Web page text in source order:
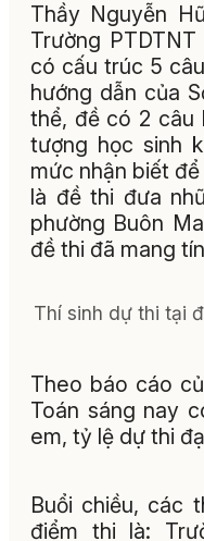
Thầy Nguyễn
Trường
có cấu trúc 5
hướng dẫn của
thể, đề có 2 câu
tượng học sinh
mức nhận biết
là đề thi đưa
phường Buôn
đề thi đã mang
Thí sinh dự thi tại
Theo báo cáo
Toán sáng nay
em, tỷ lệ dự thi
Buổi chiều, các
điểm thi là: